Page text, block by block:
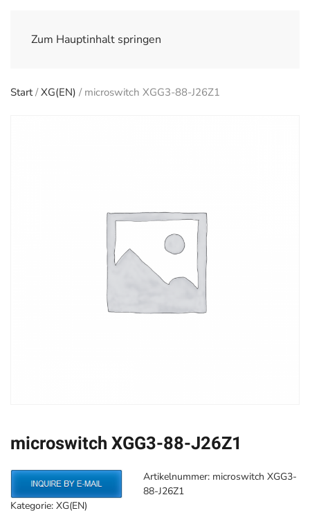
Zum Hauptinhalt springen
Start/XG(EN) / microswitch XGG3-88-J26Z1
microswitch XGG3-88-J26Z1
Artikelnummer: microswitch XGG3-
88-J26Z1
Kategorie: XG(EN)